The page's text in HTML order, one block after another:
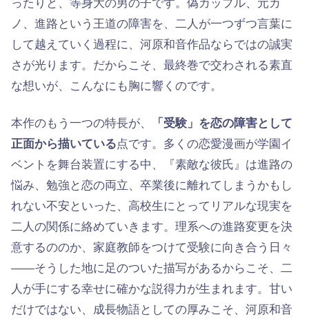
ったりと、等身大の男の子です。偽カップル、元カ
ノ、進路という王道の障害を、二人が一つずつ言葉に
して越えていく過程に、河原和音作品ならではの誠実
さが光ります。だからこそ、最終巻で交わされる素直
な想いが、こんなにも胸に響くのです。
本作のもう一つの特長が、
「受験」を恋の障害として
正面から描いている点です。多くの恋愛漫画が学園イ
ベントを舞台装置にする中、『素敵な彼氏』は進路の
悩み、勉強と恋の両立、卒業後に離れてしまうかもし
れない不安といった、高校生にとってリアルな現実を
二人の関係に絡めていきます。理系への進路変更を決
意するののか、家庭教師をつけて受験に向き合う日々
——そうした地に足のついた描写があるからこそ、二
人が手にする幸せに確かな説得力が生まれます。甘い
だけではない、成長物語としての厚みこそ、河原和音